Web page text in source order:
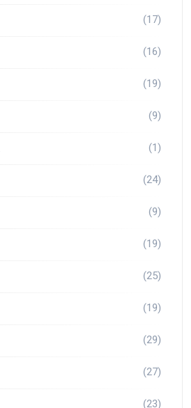
(17)
(16)
(19)
(9)
(1)
(24)
(9)
(19)
(25)
(19)
(29)
(27)
(23)